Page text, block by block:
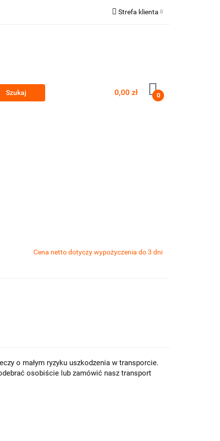
Strefa klienta
0,00 zł 0
Cena netto dotyczy wypożyczenia do 3 dni
o małym ryzyku uszkodzenia w transporcie.
osobiście lub zamówić nasz transport